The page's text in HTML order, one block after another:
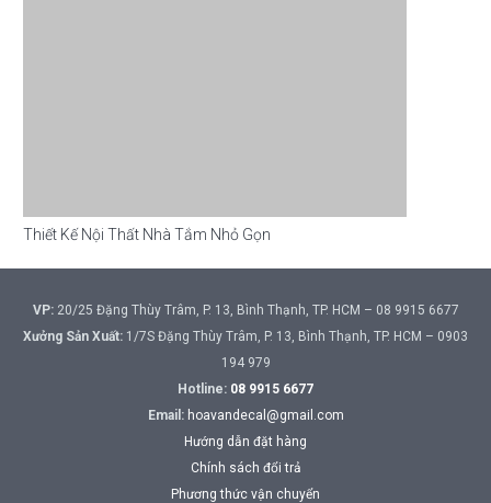
Thiết Kế Nội Thất Nhà Tắm Nhỏ Gọn
VP:20/25 Đặng Thùy Trâm, P. 13, Bình Thạnh, TP. HCM – 08 9915 6677
Xưởng Sản Xuất: 1/7S Đặng Thùy Trâm, P. 13, Bình Thạnh, TP. HCM – 0903
194 979
Hotline: 08 9915 6677
Email: hoavandecal@gmail.com
Hướng dẫn đặt hàng
Chính sách đổi trả
Phương thức vận chuyển